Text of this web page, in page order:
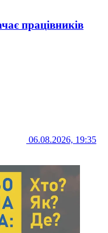
працівників
06.08.2026, 19:35